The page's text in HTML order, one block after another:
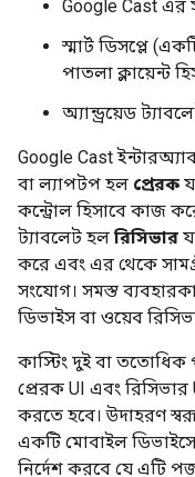
Google Cast এর
স্মার্ট ডিসপ্লে
পাতলা ক্লায়েন্ট
অ্যান্ড্রয়েড
Google Cast
বা ল্যাপটপ হল প্রেরক
কন্ট্রোল হিসাবে কাজ
ট্যাবলেট হল রিসিভার
করে এবং এর থেকে
সংযোগ। সমস্ত
ডিভাইস বা ওয়েব
কাস্টিং দুই বা ততোধিক
প্রেরক UI এবং
করতে হবে। উদাহরণ
একটি মোবাইল
নির্দেশ করবে যে এটি